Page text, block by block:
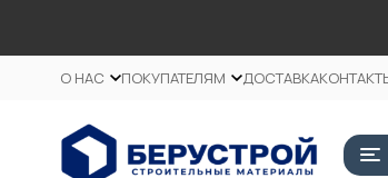
О НАС ПОКУПАТЕЛЯМ ДОСТАВКА